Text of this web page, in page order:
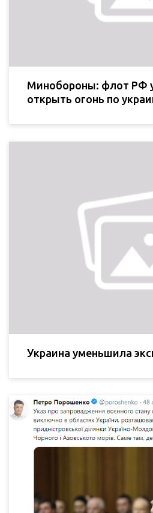
Минобороны: флот РФ
открыть огонь по
Украина уменьшила